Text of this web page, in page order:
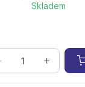
Skladem